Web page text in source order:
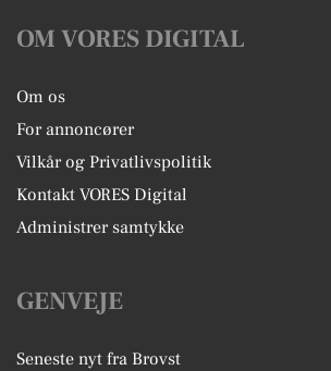
OM VORES DIGITAL
Om os
For annoncører
Vilkår og Privatlivspolitik
Kontakt VORES Digital
Administrer samtykke
GENVEJE
Seneste nyt fra Brovst